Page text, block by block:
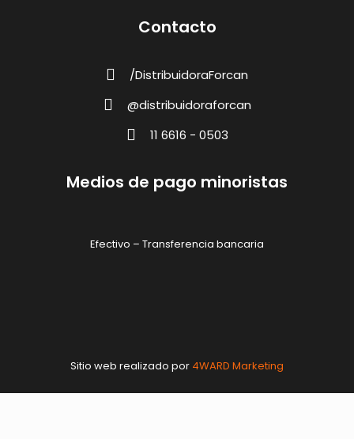
Contacto
/DistribuidoraForcan
@distribuidoraforcan
11 6616 - 0503
Medios de pago minoristas
Efectivo – Transferencia bancaria
Sitio web realizado por 4WARD Marketing